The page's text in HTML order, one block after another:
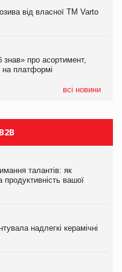
від власної ТМ Varto
про асортимент,
на платформі
всі новини
з’явилися паучі
мережу магазинів
талантів: як
вашої
надлегкі керамічні